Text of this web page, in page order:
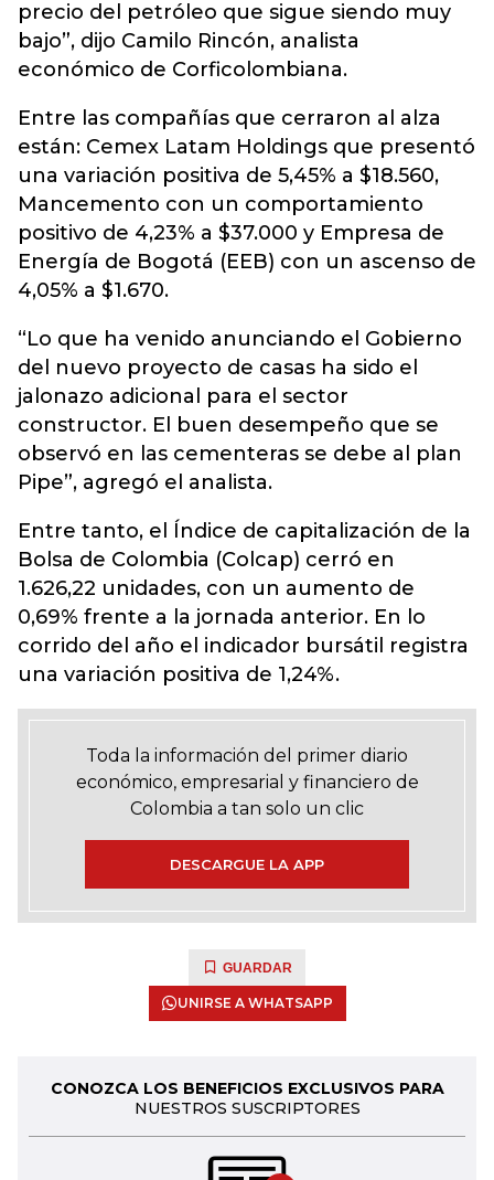
precio del petróleo que sigue siendo muy
bajo”, dijo Camilo Rincón, analista
económico de Corficolombiana.
Entre las compañías que cerraron al alza
están: Cemex Latam Holdings que presentó
una variación positiva de 5,45% a $18.560,
Mancemento con un comportamiento
positivo de 4,23% a $37.000 y Empresa de
Energía de Bogotá (EEB) con un ascenso de
4,05% a $1.670.
“Lo que ha venido anunciando el Gobierno
del nuevo proyecto de casas ha sido el
jalonazo adicional para el sector
constructor. El buen desempeño que se
observó en las cementeras se debe al plan
Pipe”, agregó el analista.
Entre tanto, el Índice de capitalización de la
Bolsa de Colombia (Colcap) cerró en
1.626,22 unidades, con un aumento de
0,69% frente a la jornada anterior. En lo
corrido del año el indicador bursátil registra
una variación positiva de 1,24%.
Toda la información del primer diario
económico, empresarial y financiero de
Colombia a tan solo un clic
DESCARGUE LA APP
GUARDAR
UNIRSE A WHATSAPP
CONOZCA LOS BENEFICIOS EXCLUSIVOS PARA
NUESTROS SUSCRIPTORES